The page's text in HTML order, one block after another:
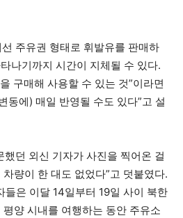
주유권 형태로 휘발유를 판매하
나기까지 시간이 지체될 수 있다.
구매해 사용할 수 있는 것”이라면
동에) 매일 반영될 수도 있다”고 설
했던 외신 기자가 사진을 찍어온 걸
량이 한 대도 없었다”고 덧붙였다.
들은 이달 14일부터 19일 사이 북한
양 시내를 여행하는 동안 주유소